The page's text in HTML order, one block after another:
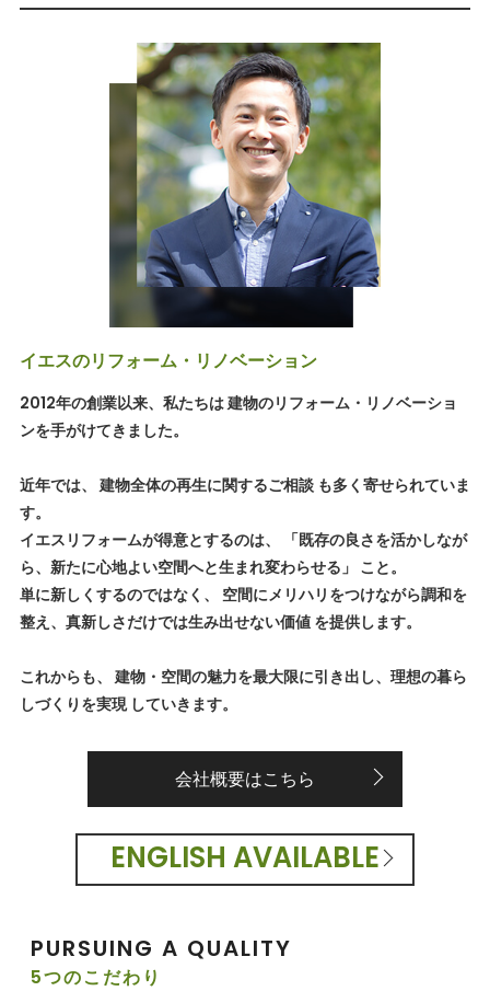
イエスのリフォーム・リノベーション
2012年の創業以来、私たちは 建物のリフォーム・リノベーショ
ンを手がけてきました。
近年では、 建物全体の再生に関するご相談 も多く寄せられていま
す。
イエスリフォームが得意とするのは、 「既存の良さを活かしなが
ら、新たに心地よい空間へと生まれ変わらせる」 こと。
単に新しくするのではなく、 空間にメリハリをつけながら調和を
整え、真新しさだけでは生み出せない価値 を提供します。
これからも、 建物・空間の魅力を最大限に引き出し、理想の暮ら
しづくりを実現 していきます。
会社概要はこちら
ENGLISH AVAILABLE
PURSUING A QUALITY
5つのこだわり